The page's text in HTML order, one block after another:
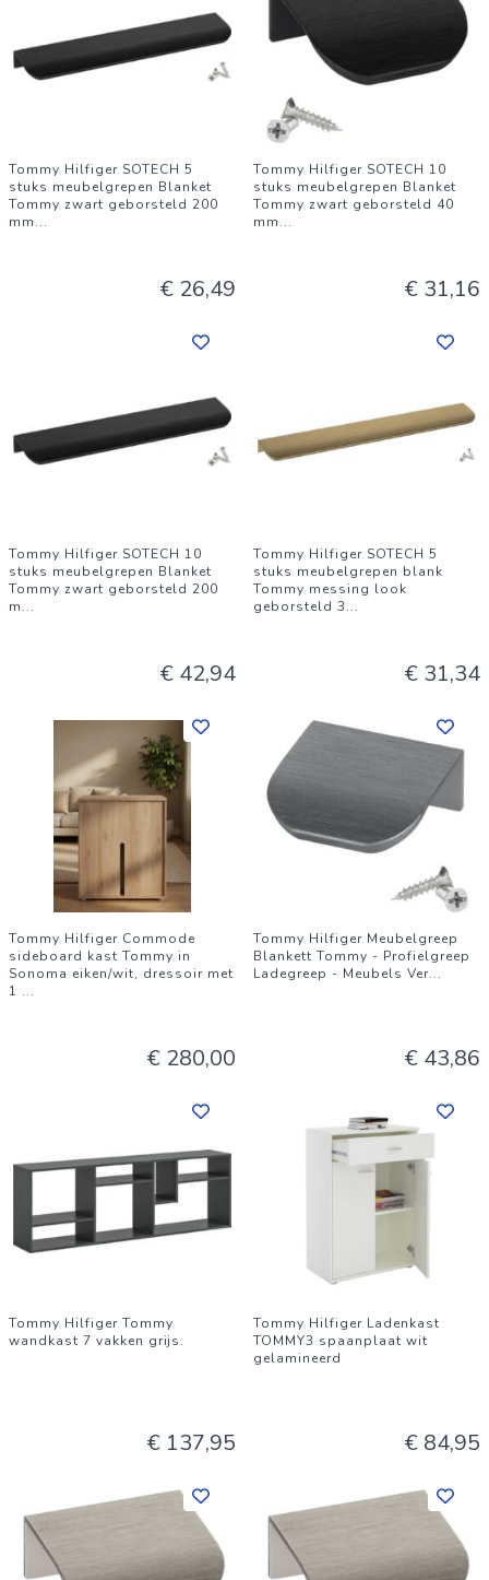
Tommy Hilfiger SOTECH 5
stuks meubelgrepen Blanket
Tommy zwart geborsteld 200
mm...
€ 26,49
Tommy Hilfiger SOTECH 10
stuks meubelgrepen Blanket
Tommy zwart geborsteld 40
mm...
€ 31,16
Tommy Hilfiger SOTECH 10
stuks meubelgrepen Blanket
Tommy zwart geborsteld 200
m...
€ 42,94
Tommy Hilfiger SOTECH 5
stuks meubelgrepen blank
Tommy messing look
geborsteld 3...
€ 31,34
Tommy Hilfiger Commode
sideboard kast Tommy in
Sonoma eiken/wit, dressoir met
1 ...
€ 280,00
Tommy Hilfiger Meubelgreep
Blankett Tommy - Profielgreep
Ladegreep - Meubels Ver...
€ 43,86
Tommy Hilfiger Tommy
wandkast 7 vakken grijs.
€ 137,95
Tommy Hilfiger Ladenkast
TOMMY3 spaanplaat wit
gelamineerd
€ 84,95